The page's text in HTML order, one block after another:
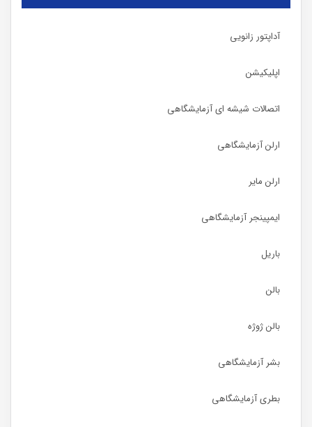
آداپتور زانویی
اپلیکیشن
اتصالات شیشه ای آزمایشگاهی
ارلن آزمایشگاهی
ارلن مایر
ایمپینجر آزمایشگاهی
باریل
بالن
بالن ژوژه
بشر آزمایشگاهی
بطری آزمایشگاهی